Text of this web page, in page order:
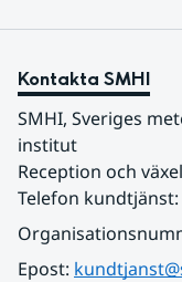
Kontakta SMHI
SMHI, Sveriges
institut
Reception och
Telefon kundtjänst:
Epost: